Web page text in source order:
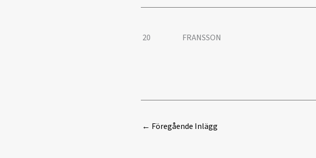
20 FRANSSON
← Föregående Inlägg